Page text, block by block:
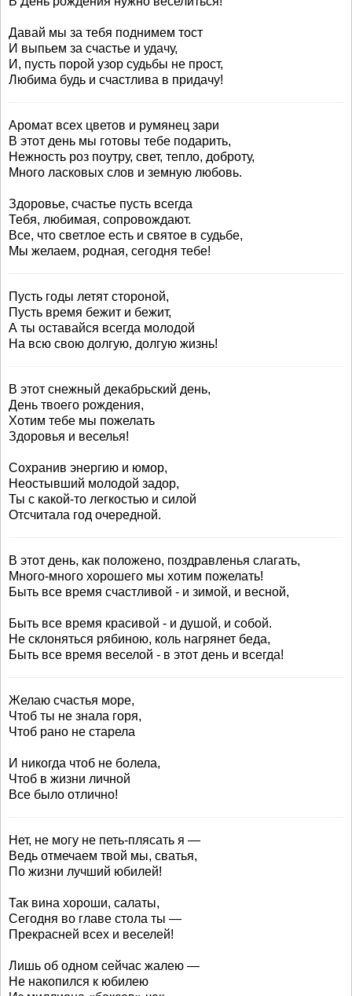
Давай мы за тебя поднимем тост
И выпьем за счастье и удачу,
И, пусть порой узор судьбы не прост,
Любима будь и счастлива в придачу!
Аромат всех цветов и румянец зари
В этот день мы готовы тебе подарить,
Нежность роз поутру, свет, тепло, доброту,
Много ласковых слов и земную любовь.
Здоровье, счастье пусть всегда
Тебя, любимая, сопровождают.
Все, что светлое есть и святое в судьбе,
Мы желаем, родная, сегодня тебе!
Пусть годы летят стороной,
Пусть время бежит и бежит,
А ты оставайся всегда молодой
На всю свою долгую, долгую жизнь!
В этот снежный декабрьский день,
День твоего рождения,
Хотим тебе мы пожелать
Здоровья и веселья!
Сохранив энергию и юмор,
Неостывший молодой задор,
Ты с какой-то легкостью и силой
Отсчитала год очередной.
В этот день, как положено, поздравленья слагать,
Много-много хорошего мы хотим пожелать!
Быть все время счастливой - и зимой, и весной,
Быть все время красивой - и душой, и собой.
Не склоняться рябиною, коль нагрянет беда,
Быть все время веселой - в этот день и всегда!
Желаю счастья море,
Чтоб ты не знала горя,
Чтоб рано не старела
И никогда чтоб не болела,
Чтоб в жизни личной
Все было отлично!
Нет, не могу не петь-плясать я —
Ведь отмечаем твой мы, сватья,
По жизни лучший юбилей!
Так вина хороши, салаты,
Сегодня во главе стола ты —
Прекрасней всех и веселей!
Лишь об одном сейчас жалею —
Не накопился к юбилею